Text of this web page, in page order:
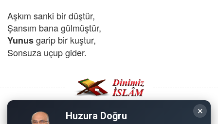
Aşkım sanki bir düştür,
Şansım bana gülmüştür,
Yunusgarip bir kuştur,
Sonsuza uçup gider.
×
Huzura Doğru